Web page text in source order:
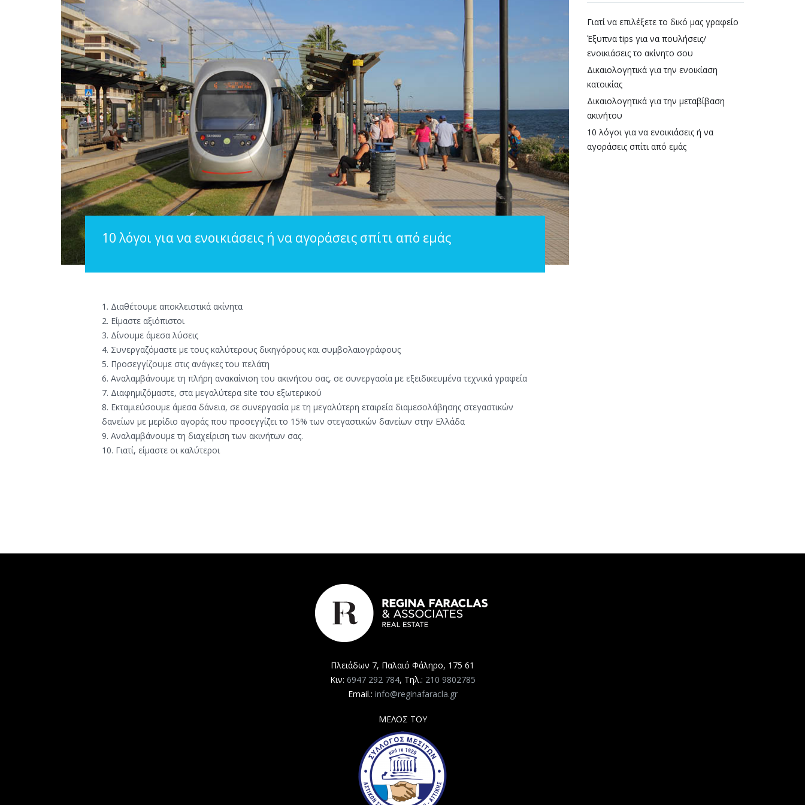
10 λόγοι για να ενοικιάσεις ή να αγοράσεις σπίτι από εμάς
1. Διαθέτουμε αποκλειστικά ακίνητα
2. Είμαστε αξιόπιστοι
3. Δίνουμε άμεσα λύσεις
4. Συνεργαζόμαστε με τους καλύτερους δικηγόρους και συμβολαιογράφους
5. Προσεγγίζουμε στις ανάγκες του πελάτη
6. Αναλαμβάνουμε τη πλήρη ανακαίνιση του ακινήτου σας, σε συνεργασία με εξειδικευμένα τεχνικά γραφεία
7. Διαφημιζόμαστε, στα μεγαλύτερα site του εξωτερικού
8. Εκταμιεύσουμε άμεσα δάνεια, σε συνεργασία με τη μεγαλύτερη εταιρεία διαμεσολάβησης στεγαστικών
δανείων με μερίδιο αγοράς που προσεγγίζει το 15% των στεγαστικών δανείων στην Ελλάδα
9. Αναλαμβάνουμε τη διαχείριση των ακινήτων σας.
10. Γιατί, είμαστε οι καλύτεροι
Γιατί να επιλέξετε το δικό μας γραφείο
Έξυπνα tips για να πουλήσεις/
ενοικιάσεις το ακίνητο σου
Δικαιολογητικά για την ενοικίαση
κατοικίας
Δικαιολογητικά για την μεταβίβαση
ακινήτου
10 λόγοι για να ενοικιάσεις ή να
αγοράσεις σπίτι από εμάς
Πλειάδων 7, Παλαιό Φάληρο, 175 61
Κιν: 6947 292 784, Τηλ.: 210 9802785
Email.: info@reginafaracla.gr
ΜΕΛΟΣ ΤΟΥ